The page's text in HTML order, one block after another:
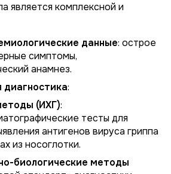
является комплексной и
данные: острое
симптомы,
анамнез.
:
(ИХГ):
тесты для
антигенов вируса гриппа
из носоглотки.
биологические методы